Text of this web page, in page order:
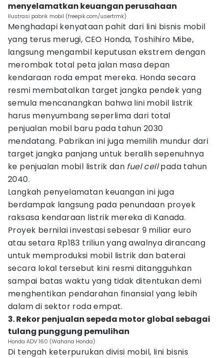
menyelamatkan keuangan perusahaan
Ilustrasi pabrik mobil (freepik.com/usertrmk)
Menghadapi kenyataan pahit dari lini bisnis mobil
yang terus merugi, CEO Honda, Toshihiro Mibe,
langsung mengambil keputusan ekstrem dengan
merombak total peta jalan masa depan
kendaraan roda empat mereka. Honda secara
resmi membatalkan target jangka pendek yang
semula mencanangkan bahwa lini mobil listrik
harus menyumbang seperlima dari total
penjualan mobil baru pada tahun 2030
mendatang. Pabrikan ini juga memilih mundur dari
target jangka panjang untuk beralih sepenuhnya
ke penjualan mobil listrik dan fuel cellpada tahun
2040.
Langkah penyelamatan keuangan ini juga
berdampak langsung pada penundaan proyek
raksasa kendaraan listrik mereka di Kanada.
Proyek bernilai investasi sebesar 9 miliar euro
atau setara Rp183 triliun yang awalnya dirancang
untuk memproduksi mobil listrik dan baterai
secara lokal tersebut kini resmi ditangguhkan
sampai batas waktu yang tidak ditentukan demi
menghentikan pendarahan finansial yang lebih
dalam di sektor roda empat.
3. Rekor penjualan sepeda motor global sebagai
tulang punggung pemulihan
Honda ADV 160 (Wahana Honda)
Di tengah keterpurukan divisi mobil, lini bisnis